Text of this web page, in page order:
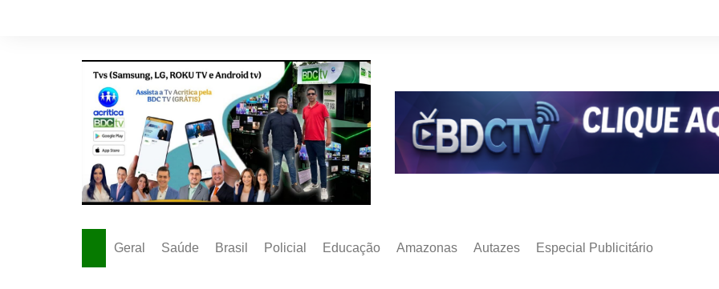
Geral Saúde Brasil Policial Educação Amazonas Autazes Especial Publicitário